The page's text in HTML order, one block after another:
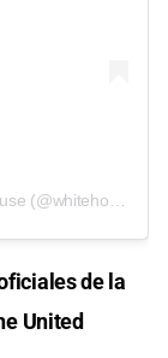
Una publicación compartida de The White House (@whitehouse)
de la
United